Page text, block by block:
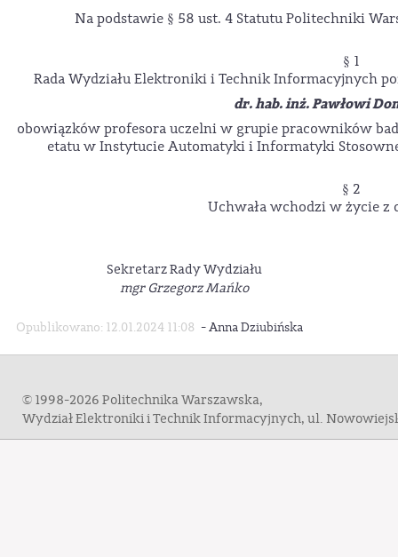
Na podstawie § 58 ust. 4 Statutu Politechniki
§ 1
Rada Wydziału Elektroniki i Technik Informacyjnych
dr. hab. inż. Pawłowi
obowiązków profesora uczelni w grupie pracowników
etatu w Instytucie Automatyki i Informatyki
§ 2
Uchwała wchodzi w życie z
Sekretarz Rady Wydziału
mgr Grzegorz Mańko
Opublikowano: 12.01.2024 11:08 -Anna Dziubińska
© 1998-2026 Politechnika Warszawska,
Wydział Elektroniki i Technik Informacyjnych, ul.